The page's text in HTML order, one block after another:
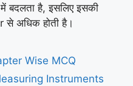
बदलता है, इसलिए इसकी
अधिक होती है।
Wise MCQ
Instruments